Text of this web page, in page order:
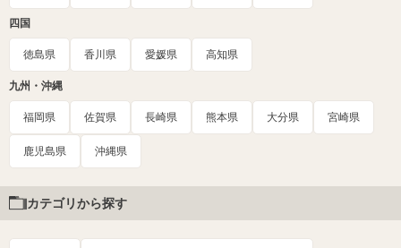
四国
徳島県 香川県 愛媛県 高知県
九州・沖縄
福岡県 佐賀県 長崎県 熊本県 大分県 宮崎県
鹿児島県 沖縄県
カテゴリから探す